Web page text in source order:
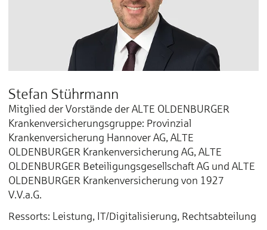
Stefan Stührmann
Mitglied der Vorstände der ALTE OLDENBURGER
Krankenversicherungsgruppe: Provinzial
Krankenversicherung Hannover AG, ALTE
OLDENBURGER Krankenversicherung AG, ALTE
OLDENBURGER Beteiligungsgesellschaft AG und ALTE
OLDENBURGER Krankenversicherung von 1927
V.V.a.G.
Ressorts: Leistung, IT/Digitalisierung, Rechtsabteilung